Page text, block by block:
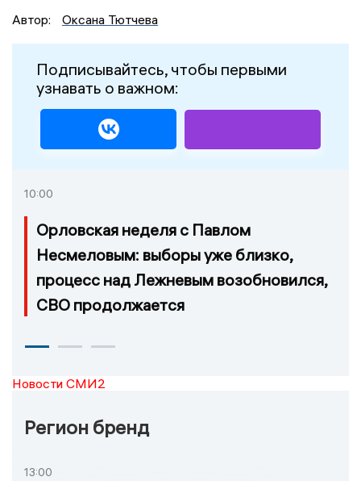
Автор: Оксана Тютчева
Подписывайтесь, чтобы первыми
узнавать о важном:
10:00
Орловская неделя с Павлом
Несмеловым: выборы уже близко,
процесс над Лежневым возобновился,
СВО продолжается
Новости СМИ2
Регион бренд
13:00